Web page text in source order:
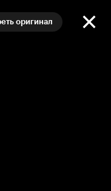
оригинал